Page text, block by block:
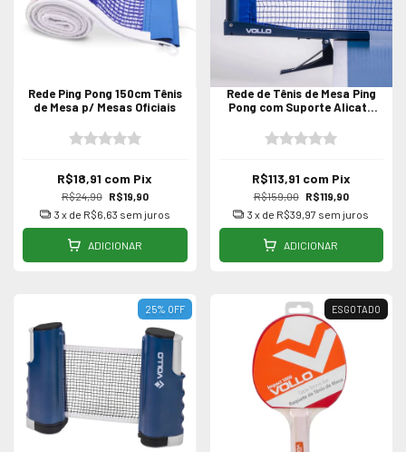
Rede Ping Pong 150cm Tênis
de Mesa p/ Mesas Oficiais
R$24,90 R$19,90
R$18,91 com Pix
3 x de R$6,63 sem juros
ADICIONAR
Rede de Tênis de Mesa Ping
Pong com Suporte Alicate
R$159,00 R$119,90
R$113,91 com Pix
3 x de R$39,97 sem juros
ADICIONAR
25% OFF ESGOTADO